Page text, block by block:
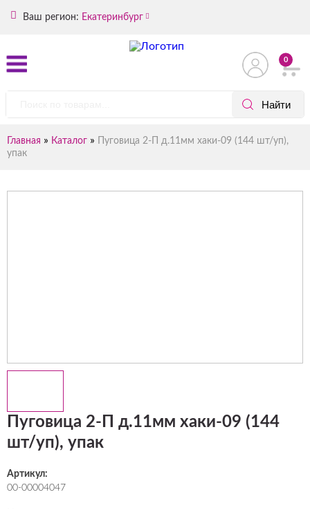
Ваш регион: Екатеринбург
0
Главная » Каталог »
Пуговица 2-П д.11мм хаки-09 (144 шт/уп),
упак
Пуговица 2-П д.11мм хаки-09 (144
шт/уп), упак
Артикул:
00-00004047